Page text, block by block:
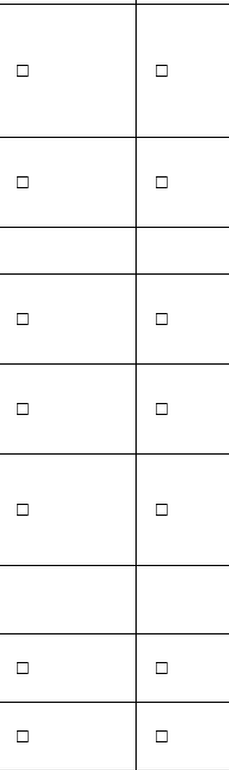
□ □
□ □
□ □
□ □
□ □
□ □
□ □